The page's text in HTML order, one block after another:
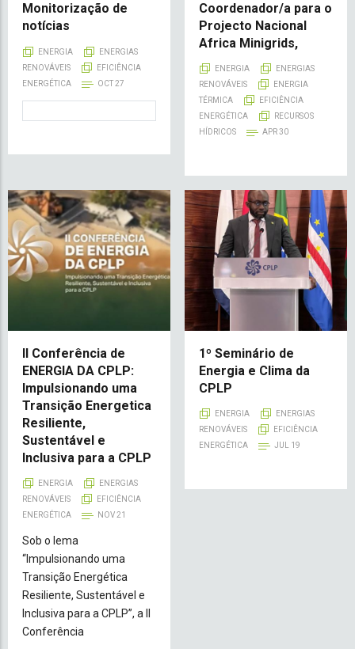
Monitorização de
notícias
ENERGIA
ENERGIAS
RENOVÁVEIS
EFICIÊNCIA
ENERGÉTICA
OCT 27
Coordenador/a para o
Projecto Nacional
Africa Minigrids,
ENERGIA
ENERGIAS
RENOVÁVEIS
ENERGIA
TÉRMICA
EFICIÊNCIA
ENERGÉTICA
RECURSOS
HÍDRICOS
APR 30
II Conferência de
ENERGIA DA CPLP:
Impulsionando uma
Transição Energetica
Resiliente,
Sustentável e
Inclusiva para a CPLP
ENERGIA
ENERGIAS
RENOVÁVEIS
EFICIÊNCIA
ENERGÉTICA
NOV 21
Sob o lema
“Impulsionando uma
Transição Energética
Resiliente, Sustentável e
Inclusiva para a CPLP”, a II
Conferência
1º Seminário de
Energia e Clima da
CPLP
ENERGIA
ENERGIAS
RENOVÁVEIS
EFICIÊNCIA
ENERGÉTICA
JUL 19